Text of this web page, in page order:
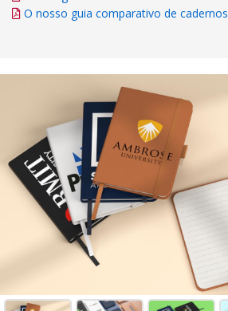
O nosso guia comparativo de cadernos